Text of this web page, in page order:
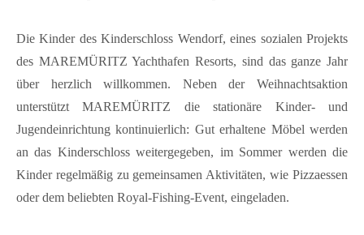
Die Kinder des Kinderschloss Wendorf, eines sozialen Projekts
des MAREMÜRITZ Yachthafen Resorts, sind das ganze Jahr
über herzlich willkommen. Neben der Weihnachtsaktion
unterstützt MAREMÜRITZ die stationäre Kinder- und
Jugendeinrichtung kontinuierlich: Gut erhaltene Möbel werden
an das Kinderschloss weitergegeben, im Sommer werden die
Kinder regelmäßig zu gemeinsamen Aktivitäten, wie Pizzaessen
oder dem beliebten Royal-Fishing-Event, eingeladen.